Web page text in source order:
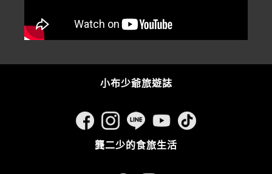
小布少爺旅遊誌
龔二少的食旅生活